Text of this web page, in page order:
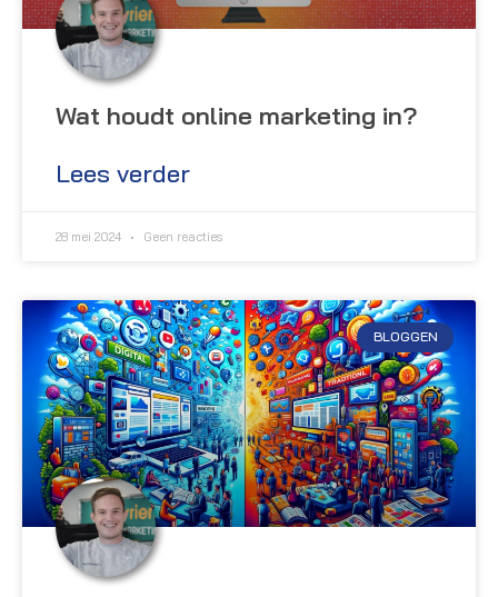
Wat houdt online marketing in?
Lees verder
28 mei 2024 Geen reacties
BLOGGEN